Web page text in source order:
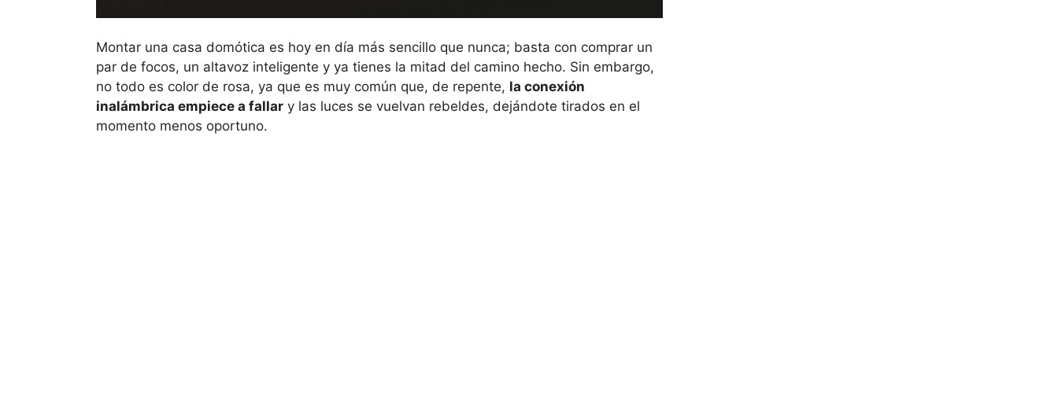
Montar una casa domótica es hoy en día más sencillo que nunca; basta con comprar un
par de focos, un altavoz inteligente y ya tienes la mitad del camino hecho. Sin embargo,
no todo es color de rosa, ya que es muy común que, de repente, la conexión
inalámbrica empiece a fallar y las luces se vuelvan rebeldes, dejándote tirados en el
momento menos oportuno.